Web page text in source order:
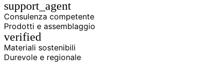
support_agent
Consulenza competente
Prodotti e assemblaggio
verified
Materiali sostenibili
Durevole e regionale